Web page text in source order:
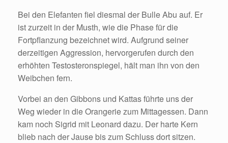
Bei den Elefanten fiel diesmal der Bulle Abu auf. Er
ist zurzeit in der Musth, wie die Phase für die
Fortpflanzung bezeichnet wird. Aufgrund seiner
derzeitigen Aggression, hervorgerufen durch den
erhöhten Testosteronspiegel, hält man ihn von den
Weibchen fern.
Vorbei an den Gibbons und Kattas führte uns der
Weg wieder in die Orangerie zum Mittagessen. Dann
kam noch Sigrid mit Leonard dazu. Der harte Kern
blieb nach der Jause bis zum Schluss dort sitzen.